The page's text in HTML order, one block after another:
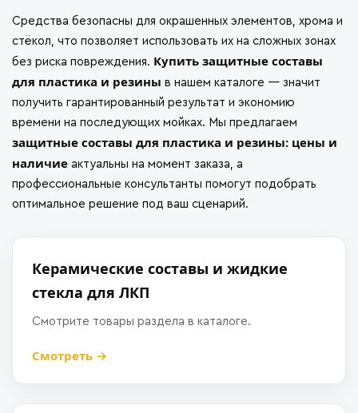
Средства безопасны для окрашенных элементов, хрома и
стёкол, что позволяет использовать их на сложных зонах
без риска повреждения. Купить защитные составы
для пластика и резины в нашем каталоге — значит
получить гарантированный результат и экономию
времени на последующих мойках. Мы предлагаем
защитные составы для пластика и резины: цены и
наличие актуальны на момент заказа, а
профессиональные консультанты помогут подобрать
оптимальное решение под ваш сценарий.
Керамические составы и жидкие
стекла для ЛКП
Смотрите товары раздела в каталоге.
Смотреть →